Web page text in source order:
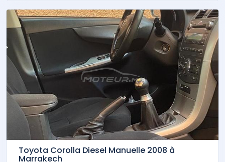
Toyota Corolla Diesel Manuelle 2008 à
Marrakech